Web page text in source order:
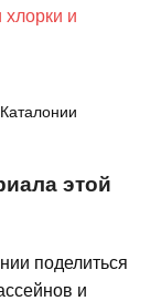
хлорки и
этой
поделиться
и